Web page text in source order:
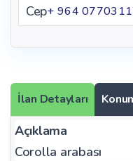
Cep+ 964
İlan Detayları
Açıklama
Corolla arabası